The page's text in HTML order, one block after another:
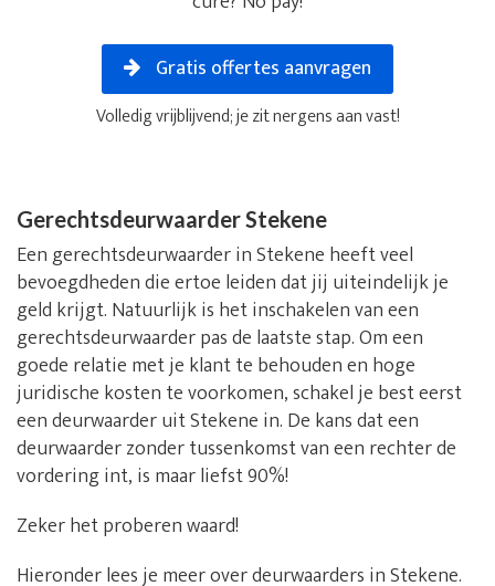
Gratis offertes aanvragen
Volledig vrijblijvend; je zit nergens aan vast!
Gerechtsdeurwaarder Stekene
Een gerechtsdeurwaarder in Stekene heeft veel
bevoegdheden die ertoe leiden dat jij uiteindelijk je
geld krijgt. Natuurlijk is het inschakelen van een
gerechtsdeurwaarder pas de laatste stap. Om een
goede relatie met je klant te behouden en hoge
juridische kosten te voorkomen, schakel je best eerst
een deurwaarder uit Stekene in. De kans dat een
deurwaarder zonder tussenkomst van een rechter de
vordering int, is maar liefst 90%!
Zeker het proberen waard!
Hieronder lees je meer over deurwaarders in Stekene.